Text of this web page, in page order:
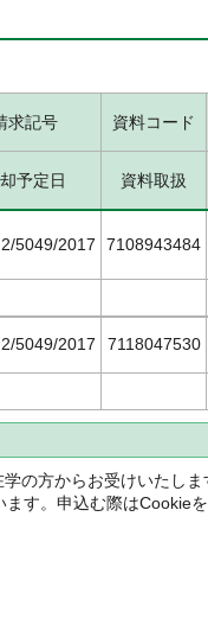
求記号 資料コード
予定日 資料取扱
5049/2017 7108943484
5049/2017 7118047530
の方からお受けいたしま
す。申込む際はCookie